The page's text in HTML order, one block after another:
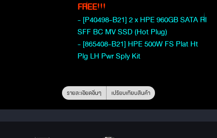
FREE!!!
- [P40498-B21] 2 x HPE 960GB SATA RI
SFF BC MV SSD (Hot Plug)
- [865408-B21] HPE 500W FS Plat Ht
Plg LH Pwr Sply Kit
รายละเอียดอื่นๆ เปรียบเทียบสินค้า